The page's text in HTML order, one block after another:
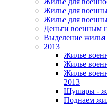
Жилье для
Жилье для
Жилье для
Деньги военным
Выделение
2013
Жилье
Жилье
Жилье
2013
Шушары -
Поднаем